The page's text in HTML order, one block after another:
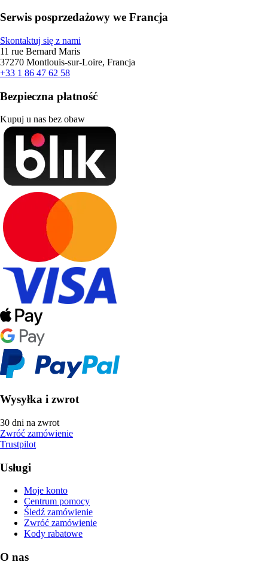
Serwis posprzedażowy we Francja
Skontaktuj się z nami
11 rue Bernard Maris
37270 Montlouis-sur-Loire, Francja
+33 1 86 47 62 58
Bezpieczna płatność
Kupuj u nas bez obaw
Wysyłka i zwrot
30 dni na zwrot
Zwróć zamówienie
Trustpilot
Usługi
Moje konto
Centrum pomocy
Śledź zamówienie
Zwróć zamówienie
Kody rabatowe
O nas